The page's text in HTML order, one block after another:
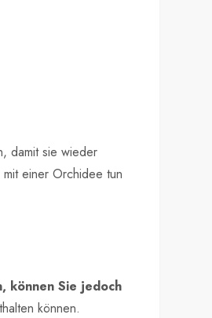
damit sie wieder
einer Orchidee tun
können Sie jedoch
können.